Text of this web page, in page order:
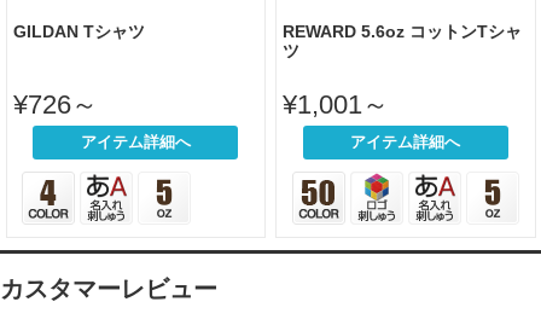
GILDAN Tシャツ
¥726～
アイテム詳細へ
REWARD 5.6oz コットンTシャ
ツ
¥1,001～
アイテム詳細へ
カスタマーレビュー